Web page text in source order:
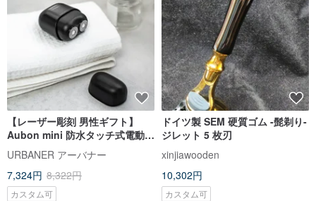
【レーザー彫刻 男性ギフト】
Aubon mini 防水タッチ式電動シ
ェーバー 父の日ギフト 耐衝撃ケ
ース付き
URBANER アーバナー
7,324円 8,322円
カスタム可
ドイツ製 SEM 硬質ゴム -髭剃り-
ジレット 5 枚刃
xinjiawooden
10,302円
カスタム可